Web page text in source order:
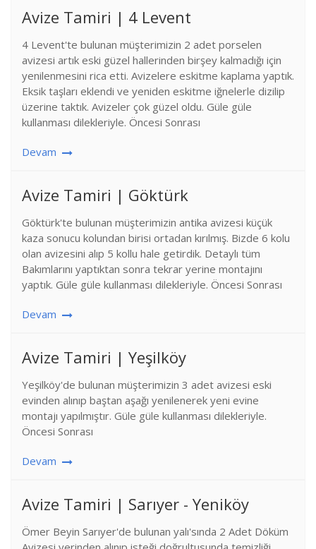
Avize Tamiri | 4 Levent
4 Levent'te bulunan müşterimizin 2 adet porselen
avizesi artık eski güzel hallerinden birşey kalmadığı için
yenilenmesini rica etti. Avizelere eskitme kaplama yaptık.
Eksik taşları eklendi ve yeniden eskitme iğnelerle dizilip
üzerine taktık. Avizeler çok güzel oldu. Güle güle
kullanması dilekleriyle. Öncesi Sonrası
Devam
Avize Tamiri | Göktürk
Göktürk'te bulunan müşterimizin antika avizesi küçük
kaza sonucu kolundan birisi ortadan kırılmış. Bizde 6 kolu
olan avizesini alıp 5 kollu hale getirdik. Detaylı tüm
Bakımlarını yaptıktan sonra tekrar yerine montajını
yaptık. Güle güle kullanması dilekleriyle. Öncesi Sonrası
Devam
Avize Tamiri | Yeşilköy
Yeşilköy'de bulunan müşterimizin 3 adet avizesi eski
evinden alınıp baştan aşağı yenilenerek yeni evine
montajı yapılmıştır. Güle güle kullanması dilekleriyle.
Öncesi Sonrası
Devam
Avize Tamiri | Sarıyer - Yeniköy
Ömer Beyin Sarıyer'de bulunan yalı'sında 2 Adet Döküm